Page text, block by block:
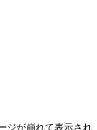
ジが崩れて表示され